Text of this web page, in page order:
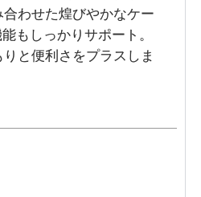
わせた煌びやかなケー
もしっかりサポート。
と便利さをプラスしま